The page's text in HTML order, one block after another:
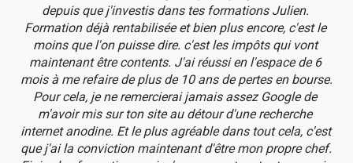
depuis que j'investis dans tes formations Julien.
Formation déjà rentabilisée et bien plus encore, c'est le
moins que l'on puisse dire. c'est les impôts qui vont
maintenant être contents. J'ai réussi en l'espace de 6
mois à me refaire de plus de 10 ans de pertes en bourse.
Pour cela, je ne remercierai jamais assez Google de
m'avoir mis sur ton site au détour d'une recherche
internet anodine. Et le plus agréable dans tout cela, c'est
que j'ai la conviction maintenant d'être mon propre chef.